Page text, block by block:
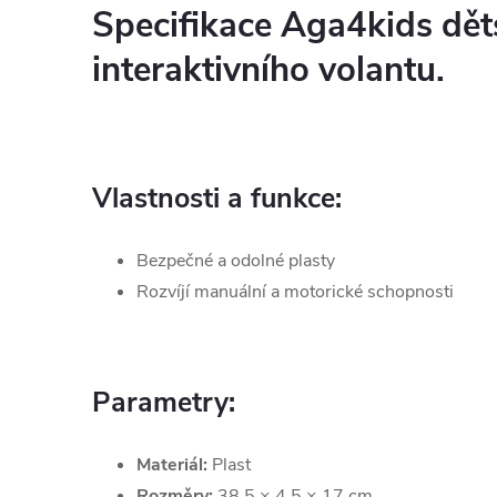
Specifikace Aga4kids
interaktivního volantu.
Vlastnosti a funkce:
Bezpečné a odolné plasty
Rozvíjí manuální a motorické schopnosti
Parametry:
Materiál: Plast